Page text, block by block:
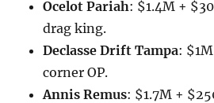
Ocelot Pariah: $1.4M +
drag king.
Declasse Drift Tampa:
corner OP.
Annis Remus: $1.7M +